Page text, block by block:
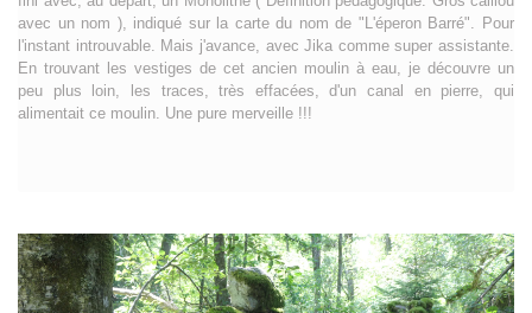
avec un nom ), indiqué sur la carte du nom de "L'éperon Barré". Pour
l'instant introuvable. Mais j'avance, avec Jika comme super assistante.
En trouvant les vestiges de cet ancien moulin à eau, je découvre un
peu plus loin, les traces, très effacées, d'un canal en pierre, qui
alimentait ce moulin. Une pure merveille !!!